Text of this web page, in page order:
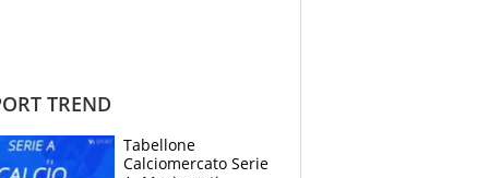
TREND
Tabellone
Calciomercato Serie